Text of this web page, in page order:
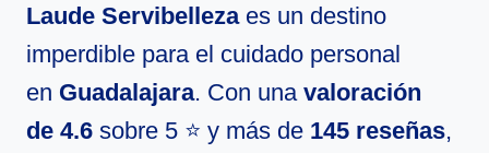
Laude Servibellezaes un destino
imperdible para el cuidado personal
en Guadalajara. Con una valoración
de 4.6 sobre 5 ⭐ y más de 145 reseñas,